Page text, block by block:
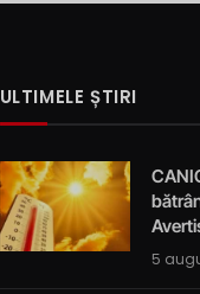
ULTIMELE ȘTIRI
5